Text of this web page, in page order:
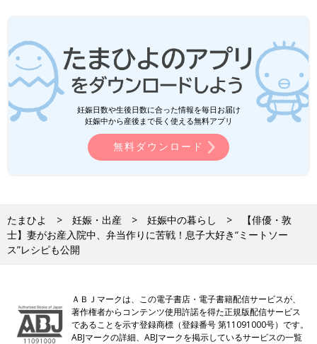
妊娠日数や生後日数に合った情報を毎日お届け
妊娠中から産後まで長く使える無料アプリ
無料ダウンロード
たまひよ 妊娠・出産 妊娠中の暮らし
【俳優・敦
士】妻がお産入院中、弁当作りに苦戦！息子大好き“ミートソー
ス”レシピも公開
ＡＢＪマークは、この電子書店・電子書籍配信サービスが、
著作権者からコンテンツ使用許諾を得た正規版配信サービス
であることを示す登録商標（登録番号 第11091000号）です。
ABJマークの詳細、ABJマークを掲示しているサービスの一覧